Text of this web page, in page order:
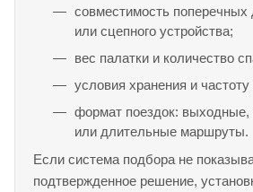
совместимость поперечных
или сцепного устройства;
вес палатки и количество
условия хранения и
формат поездок:
или длительные маршруты.
Если система подбора не
подтвержденное решение,